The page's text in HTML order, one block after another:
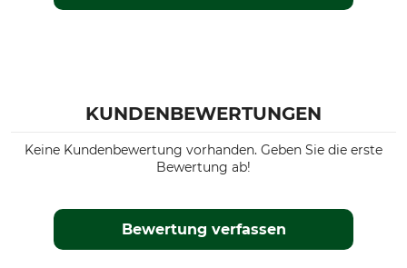
KUNDENBEWERTUNGEN
Keine Kundenbewertung vorhanden. Geben Sie die erste
Bewertung ab!
Bewertung verfassen